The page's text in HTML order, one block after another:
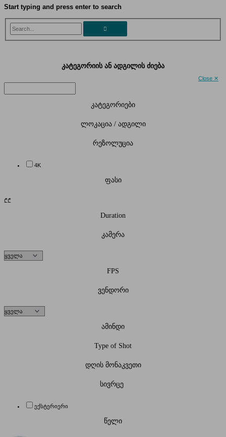
Start typing and press enter to search
Search...
Close ✕
კატეგორიის ან ადგილის ძიება
კატეგორიები
ლოკაცია / ადგილი
რეზოლუცია
4K
ფასი
₾₾
Duration
კამერა
FPS
ვენდორი
ამინდი
Type of Shot
დღის მონაკვეთი
სივრცე
ექსტერიერი
წელი